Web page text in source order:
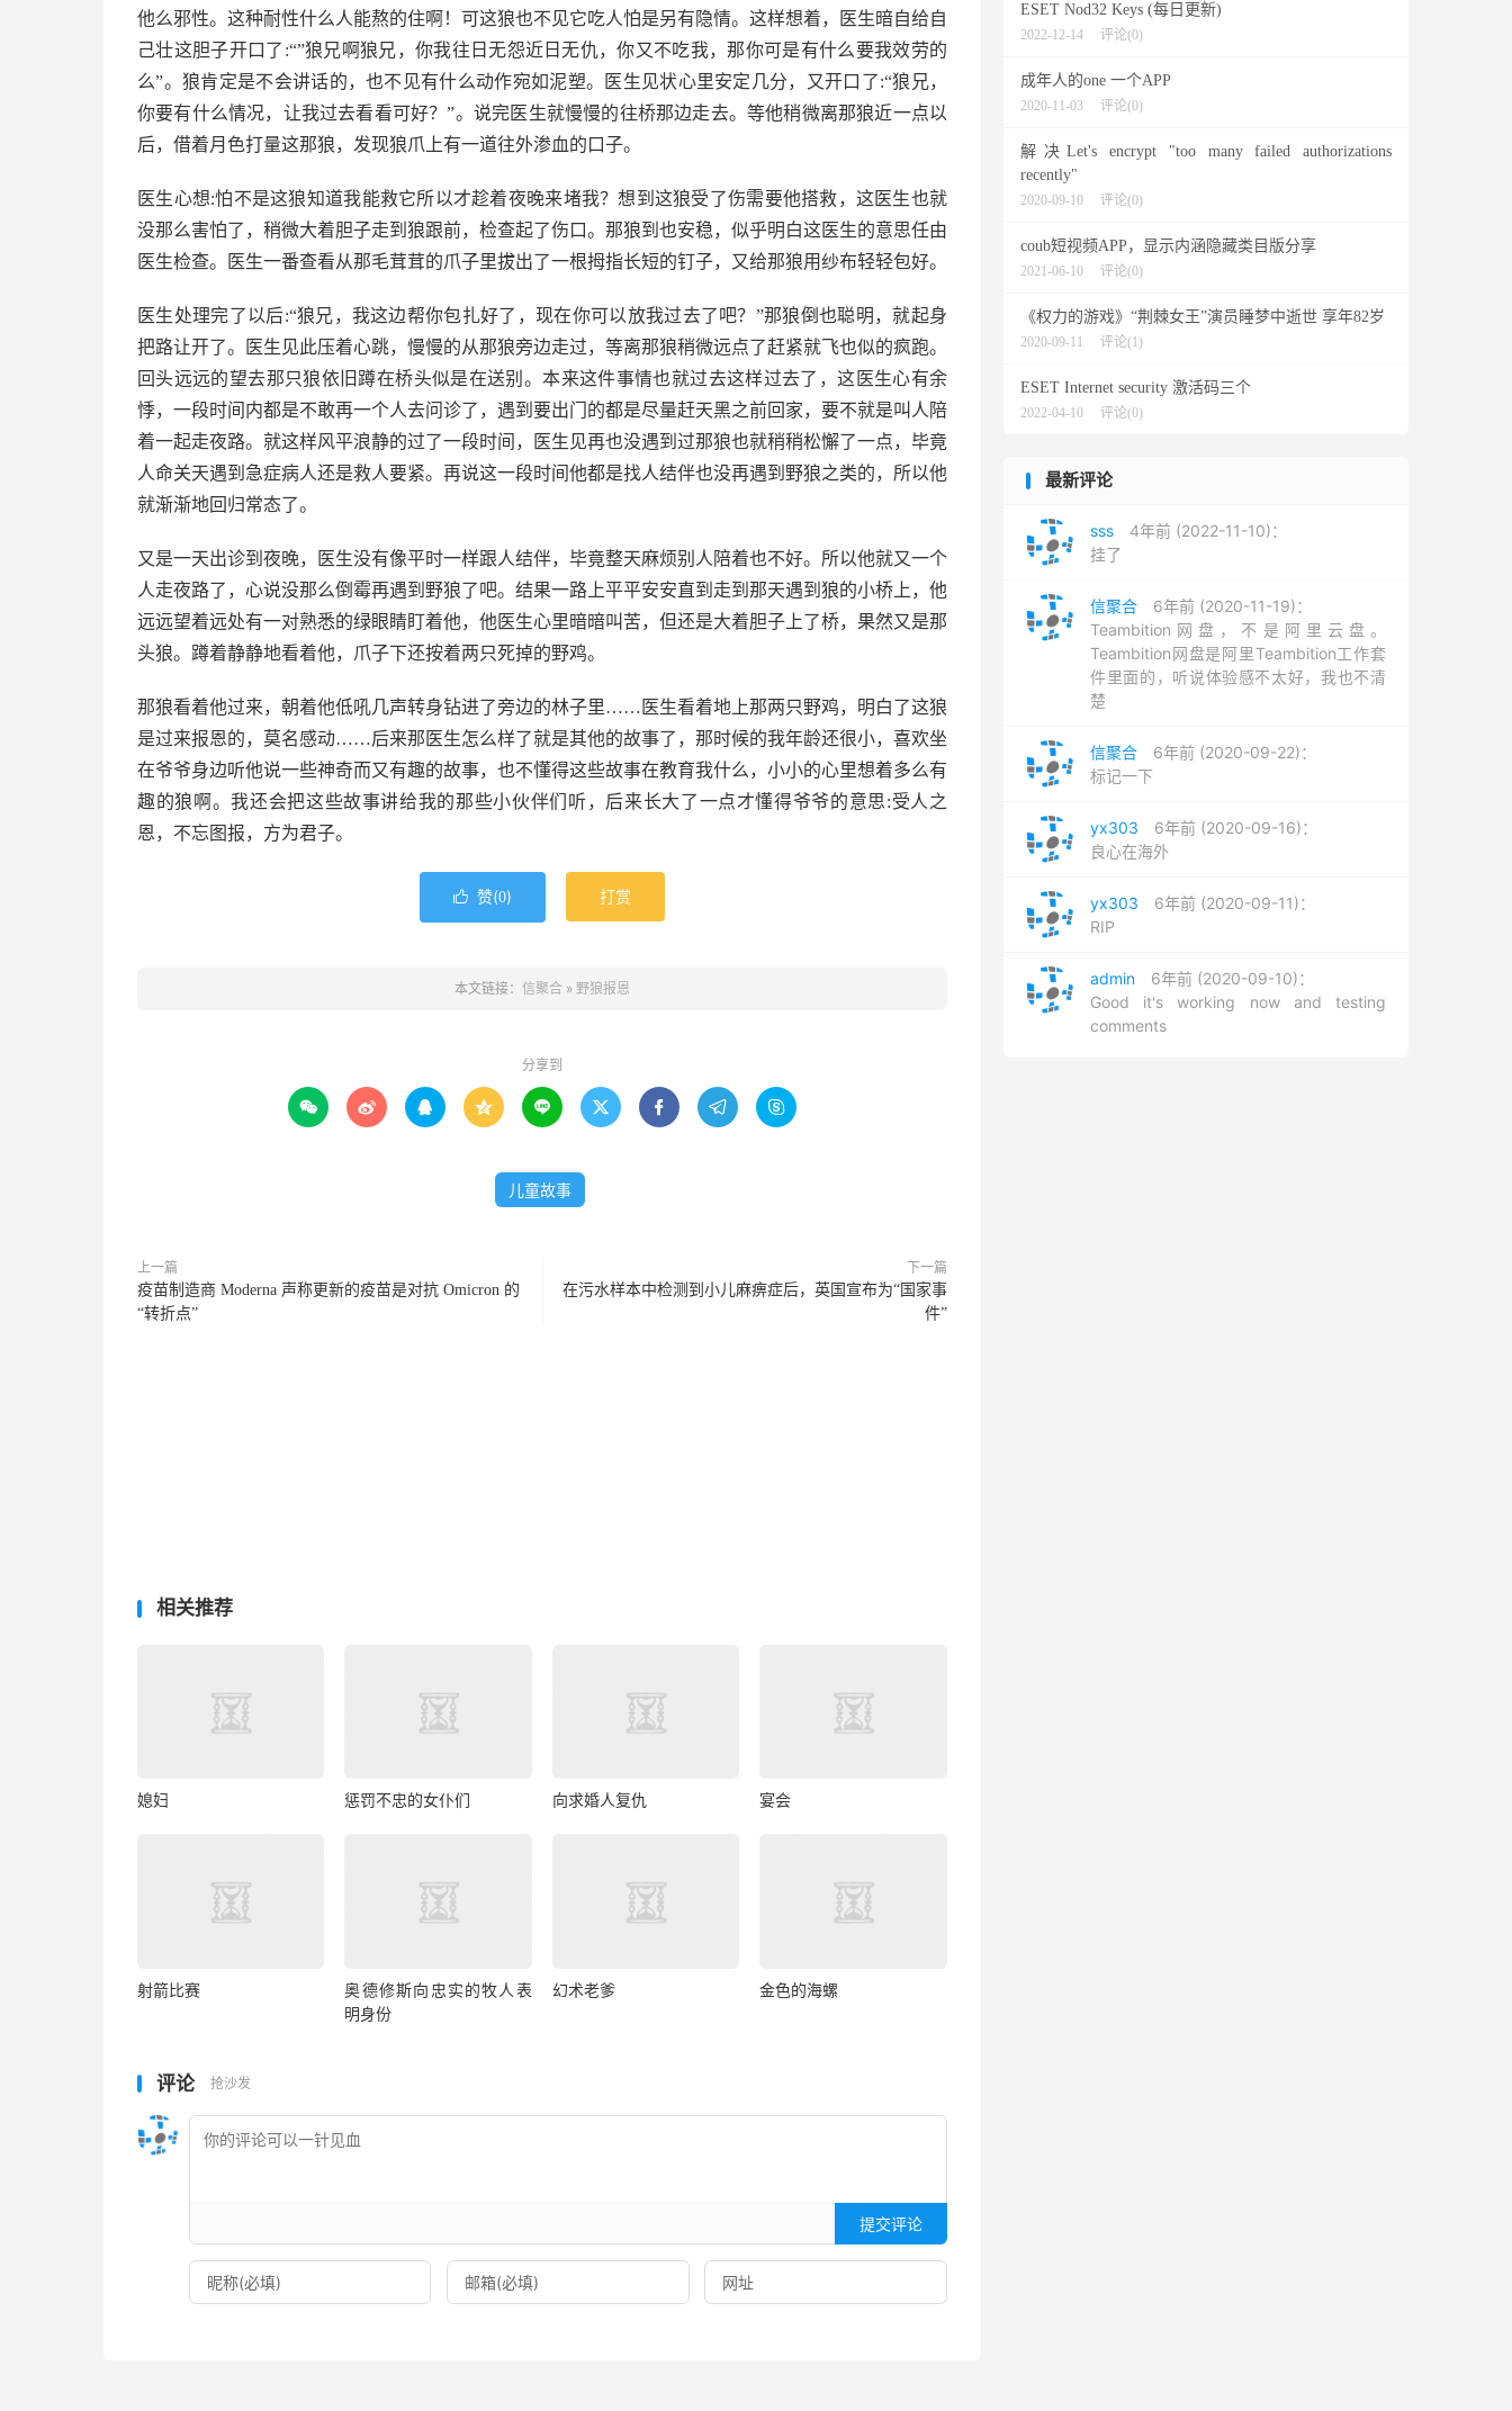
他么邪性。这种耐性什么人能熬的住啊！可这狼也不见它吃人怕是另有隐情。这样想着，医生暗自给自
己壮这胆子开口了:“”狼兄啊狼兄，你我往日无怨近日无仇，你又不吃我，那你可是有什么要我效劳的
么”。狼肯定是不会讲话的，也不见有什么动作宛如泥塑。医生见状心里安定几分，又开口了:“狼兄，
你要有什么情况，让我过去看看可好？”。说完医生就慢慢的往桥那边走去。等他稍微离那狼近一点以
后，借着月色打量这那狼，发现狼爪上有一道往外渗血的口子。
医生心想:怕不是这狼知道我能救它所以才趁着夜晚来堵我？想到这狼受了伤需要他搭救，这医生也就
没那么害怕了，稍微大着胆子走到狼跟前，检查起了伤口。那狼到也安稳，似乎明白这医生的意思任由
医生检查。医生一番查看从那毛茸茸的爪子里拔出了一根拇指长短的钉子，又给那狼用纱布轻轻包好。
医生处理完了以后:“狼兄，我这边帮你包扎好了，现在你可以放我过去了吧？”那狼倒也聪明，就起身
把路让开了。医生见此压着心跳，慢慢的从那狼旁边走过，等离那狼稍微远点了赶紧就飞也似的疯跑。
回头远远的望去那只狼依旧蹲在桥头似是在送别。本来这件事情也就过去这样过去了，这医生心有余
悸，一段时间内都是不敢再一个人去问诊了，遇到要出门的都是尽量赶天黑之前回家，要不就是叫人陪
着一起走夜路。就这样风平浪静的过了一段时间，医生见再也没遇到过那狼也就稍稍松懈了一点，毕竟
人命关天遇到急症病人还是救人要紧。再说这一段时间他都是找人结伴也没再遇到野狼之类的，所以他
就渐渐地回归常态了。
又是一天出诊到夜晚，医生没有像平时一样跟人结伴，毕竟整天麻烦别人陪着也不好。所以他就又一个
人走夜路了，心说没那么倒霉再遇到野狼了吧。结果一路上平平安安直到走到那天遇到狼的小桥上，他
远远望着远处有一对熟悉的绿眼睛盯着他，他医生心里暗暗叫苦，但还是大着胆子上了桥，果然又是那
头狼。蹲着静静地看着他，爪子下还按着两只死掉的野鸡。
那狼看着他过来，朝着他低吼几声转身钻进了旁边的林子里……医生看着地上那两只野鸡，明白了这狼
是过来报恩的，莫名感动……后来那医生怎么样了就是其他的故事了，那时候的我年龄还很小，喜欢坐
在爷爷身边听他说一些神奇而又有趣的故事，也不懂得这些故事在教育我什么，小小的心里想着多么有
趣的狼啊。我还会把这些故事讲给我的那些小伙伴们听，后来长大了一点才懂得爷爷的意思:受人之
恩，不忘图报，方为君子。
 赞(0) 打赏
本文链接： 信聚合 » 野狼报恩
分享到
        
儿童故事
上一篇
疫苗制造商 Moderna 声称更新的疫苗是对抗 Omicron 的
“转折点”
下一篇
在污水样本中检测到小儿麻痹症后，英国宣布为“国家事
件”
相关推荐
媳妇 惩罚不忠的女仆们 向求婚人复仇 宴会
射箭比赛
奥德修斯向忠实的牧人表
明身份
幻术老爹 金色的海螺
评论 抢沙发
提交评论
ESET Nod32 Keys (每日更新)
2022-12-14 评论(0)
成年人的one 一个APP
2020-11-03 评论(0)
解决Let's encrypt "too many failed authorizations
recently"
2020-09-10 评论(0)
coub短视频APP，显示内涵隐藏类目版分享
2021-06-10 评论(0)
《权力的游戏》“荆棘女王”演员睡梦中逝世 享年82岁
2020-09-11 评论(1)
ESET Internet security 激活码三个
2022-04-10 评论(0)
最新评论
sss
4年前 (2022-11-10)：
挂了
信聚合
6年前 (2020-11-19)：
Teambition网盘，不是阿里云盘。
Teambition网盘是阿里Teambition工作套
件里面的，听说体验感不太好，我也不清
楚
信聚合
6年前 (2020-09-22)：
标记一下
yx303
6年前 (2020-09-16)：
良心在海外
yx303
6年前 (2020-09-11)：
RIP
admin
6年前 (2020-09-10)：
Good it's working now and testing
comments